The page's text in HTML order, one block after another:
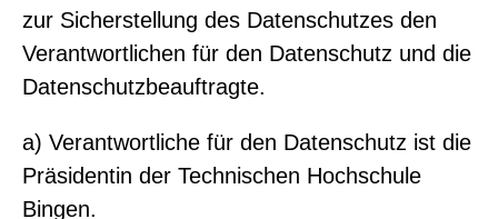
zur Sicherstellung des Datenschutzes den
Verantwortlichen für den Datenschutz und die
Datenschutzbeauftragte.
a) Verantwortliche für den Datenschutz ist die
Präsidentin der Technischen Hochschule
Bingen.